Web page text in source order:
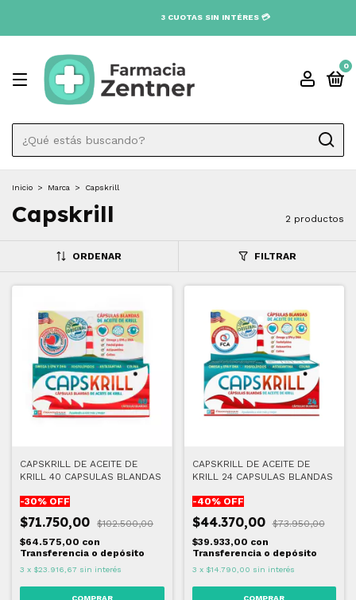
3 CUOTAS SIN INTÉRES 💳
0
Inicio > Marca > Capskrill
Capskrill 2 productos
ORDENAR FILTRAR
CAPSKRILL DE ACEITE DE
KRILL 40 CAPSULAS BLANDAS
-30% OFF
$71.750,00
$102.500,00
$64.575,00 con
Transferencia o depósito
3 x $23.916,67 sin interés
CAPSKRILL DE ACEITE DE
KRILL 24 CAPSULAS BLANDAS
-40% OFF
$44.370,00
$73.950,00
$39.933,00 con
Transferencia o depósito
3 x $14.790,00 sin interés